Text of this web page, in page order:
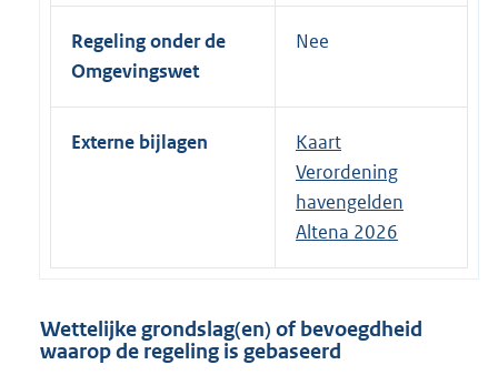
Regeling onder de
Omgevingswet
Nee
Externe bijlagen
Kaart
Verordening
havengelden
Altena 2026
Wettelijke grondslag(en) of bevoegdheid
waarop de regeling is gebaseerd